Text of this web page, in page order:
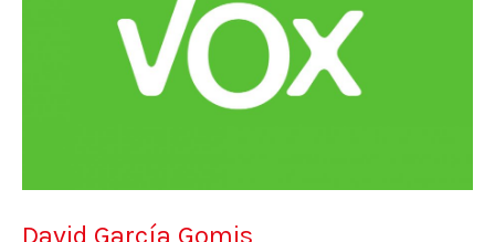
David García Gomis